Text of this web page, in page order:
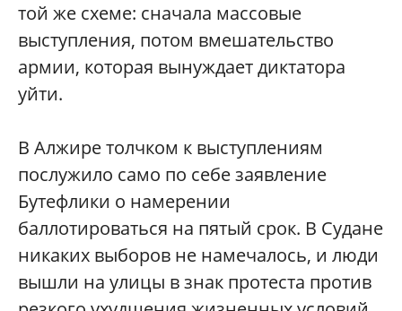
той же схеме: сначала массовые
выступления, потом вмешательство
армии, которая вынуждает диктатора
уйти.
В Алжире толчком к выступлениям
послужило само по себе заявление
Бутефлики о намерении
баллотироваться на пятый срок. В Судане
никаких выборов не намечалось, и люди
вышли на улицы в знак протеста против